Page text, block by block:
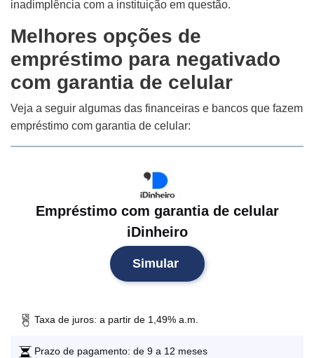
inadimplência com a instituição em questão.
Melhores opções de
empréstimo para negativado
com garantia de celular
Veja a seguir algumas das financeiras e bancos que fazem
empréstimo com garantia de celular:
Empréstimo com garantia de celular
iDinheiro
Simular
Taxa de juros: a partir de 1,49% a.m.
Prazo de pagamento: de 9 a 12 meses